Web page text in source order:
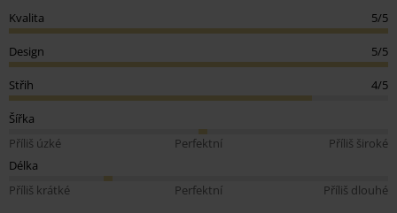
Kvalita
5/5
Design 5/5
Střih 4/5
Šířka
Příliš úzké
Perfektní
Příliš široké
Délka
Příliš krátké
Perfektní Příliš dlouhé